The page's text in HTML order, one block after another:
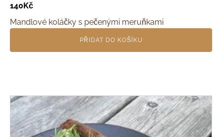
140 Kč
Mandlové koláčky s pečenými meruňkami
PŘIDAT DO KOŠÍKU